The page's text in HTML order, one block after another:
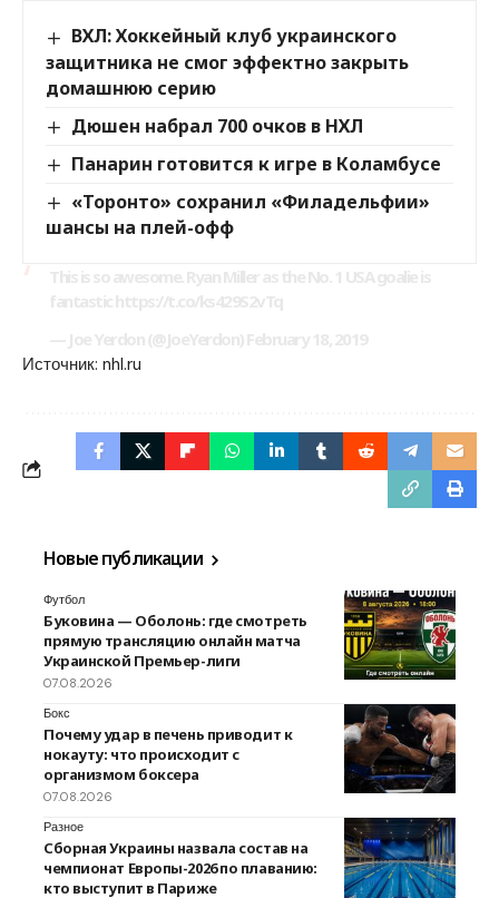
ВХЛ: Хоккейный клуб украинского
защитника не смог эффектно закрыть
домашнюю серию
Дюшен набрал 700 очков в НХЛ
Панарин готовится к игре в Коламбусе
«Торонто» сохранил «Филадельфии»
шансы на плей-офф
Источник: nhl.ru
Новые публикации
Футбол
Буковина — Оболонь: где смотреть
прямую трансляцию онлайн матча
Украинской Премьер-лиги
07.08.2026
Бокс
Почему удар в печень приводит к
нокауту: что происходит с
организмом боксера
07.08.2026
Разное
Сборная Украины назвала состав на
чемпионат Европы-2026 по плаванию:
кто выступит в Париже